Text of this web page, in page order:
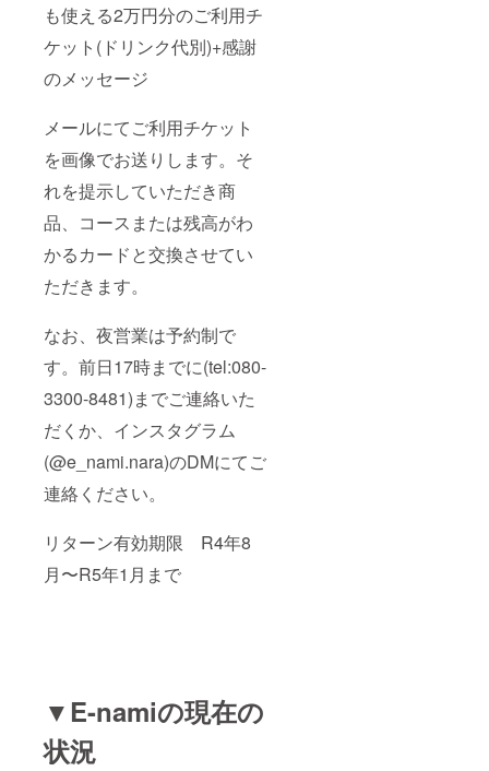
も使える2万円分のご利用チ
ケット(ドリンク代別)+感謝
のメッセージ
メールにてご利用チケット
を画像でお送りします。そ
れを提示していただき商
品、コースまたは残高がわ
かるカードと交換させてい
ただきます。
なお、夜営業は予約制で
す。前日17時までに(tel:080-
3300-8481)までご連絡いた
だくか、インスタグラム
(@e_nami.nara)のDMにてご
連絡ください。
リターン有効期限 R4年8
月〜R5年1月まで
▼E-namiの現在の
状況